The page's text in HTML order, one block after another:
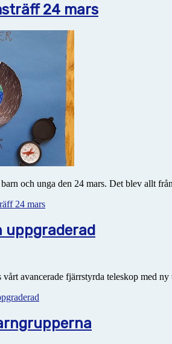
24 mars
och unga den 24 mars. Det blev allt
24 mars
uppgraderad
avancerade fjärrstyrda teleskop med